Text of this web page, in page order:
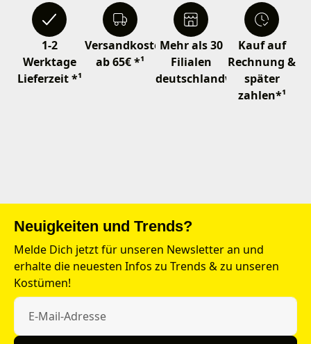
1-2
Werktage
Lieferzeit *¹
Versandkostenfrei
ab 65€ *¹
Mehr als 30
Filialen
deutschlandweit
Kauf auf
Rechnung &
später
zahlen*¹
Neuigkeiten und Trends?
Melde Dich jetzt für unseren Newsletter an und
erhalte die neuesten Infos zu Trends & zu unseren
Kostümen!